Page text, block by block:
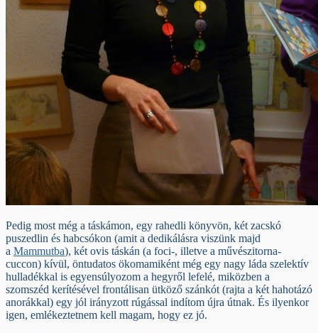
Pedig most még a táskámon, egy rahedli könyvön, két zacskó
puszedlin és habcsókon (amit a dedikálásra viszünk majd
a Mammutba), két ovis táskán (a foci-, illetve a művészitorna-
cuccon) kívül, öntudatos ökomamiként még egy nagy láda szelektív
hulladékkal is egyensúlyozom a hegyről lefelé, miközben a
szomszéd kerítésével frontálisan ütköző szánkót (rajta a két hahotázó
anorákkal) egy jól irányzott rúgással indítom újra útnak. És ilyenkor
igen, emlékeztetnem kell magam, hogy ez jó.